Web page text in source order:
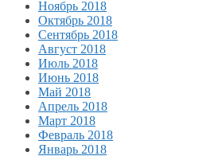
Ноябрь 2018
Октябрь 2018
Сентябрь 2018
Август 2018
Июль 2018
Июнь 2018
Май 2018
Апрель 2018
Март 2018
Февраль 2018
Январь 2018